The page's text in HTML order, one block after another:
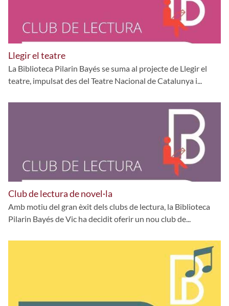
Llegir el teatre
La Biblioteca Pilarin Bayés se suma al projecte de Llegir el
teatre, impulsat des del Teatre Nacional de Catalunya i...
Club de lectura de novel·la
Amb motiu del gran èxit dels clubs de lectura, la Biblioteca
Pilarin Bayés de Vic ha decidit oferir un nou club de...